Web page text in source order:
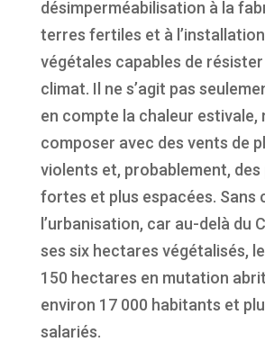
désimperméabilisation à la
terres fertiles et à l’installation
végétales capables de résister
climat. Il ne s’agit pas
en compte la chaleur estivale,
composer avec des vents de
violents et, probablement, des
fortes et plus espacées. Sans
l’urbanisation, car au-delà du
ses six ­hectares ­végétalisés,
150 hectares en mutation
environ 17 000 habitants et
salariés.